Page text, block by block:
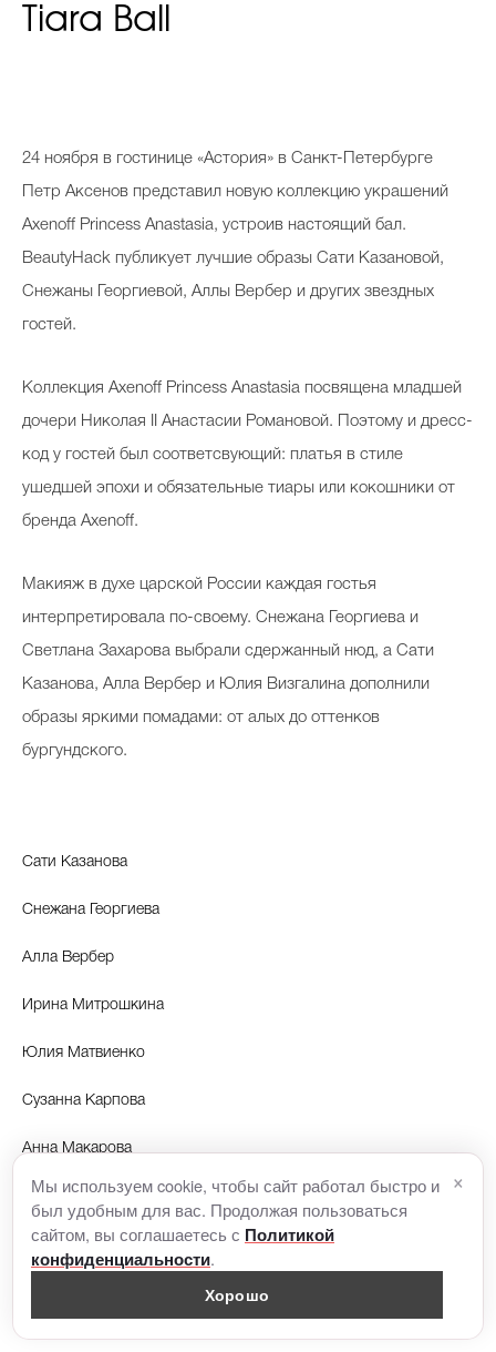
Tiara Ball
24 ноября в гостинице «Астория» в Санкт-Петербурге
Петр Аксенов представил новую коллекцию украшений
Axenoff Princess Anastasia, устроив настоящий бал.
BeautyHack публикует лучшие образы Сати Казановой,
Снежаны Георгиевой, Аллы Вербер и других звездных
гостей.
Коллекция Axenoff Princess Anastasia посвящена младшей
дочери Николая II Анастасии Романовой. Поэтому и дресс-
код у гостей был соответсвующий: платья в стиле
ушедшей эпохи и обязательные тиары или кокошники от
бренда Axenoff.
Макияж в духе царской России каждая гостья
интерпретировала по-своему. Снежана Георгиева и
Светлана Захарова выбрали сдержанный нюд, а Сати
Казанова, Алла Вербер и Юлия Визгалина дополнили
образы яркими помадами: от алых до оттенков
бургундского.
Сати Казанова
Снежана Георгиева
Алла Вербер
Ирина Митрошкина
Юлия Матвиенко
Сузанна Карпова
Анна Макарова
Светлана Захарова
Анна Ивченко
Фото: tatler.ru. instyle.ru
Мы используем cookie, чтобы сайт работал быстро и
был удобным для вас. Продолжая пользоваться
сайтом, вы соглашаетесь с Политикой
конфиденциальности.
Хорошо
×